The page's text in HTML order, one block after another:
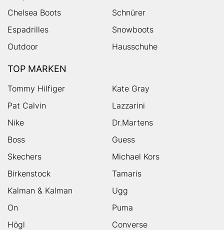
Chelsea Boots
Schnürer
Espadrilles
Snowboots
Outdoor
Hausschuhe
TOP MARKEN
Tommy Hilfiger
Kate Gray
Pat Calvin
Lazzarini
Nike
Dr.Martens
Boss
Guess
Skechers
Michael Kors
Birkenstock
Tamaris
Kalman & Kalman
Ugg
On
Puma
Högl
Converse